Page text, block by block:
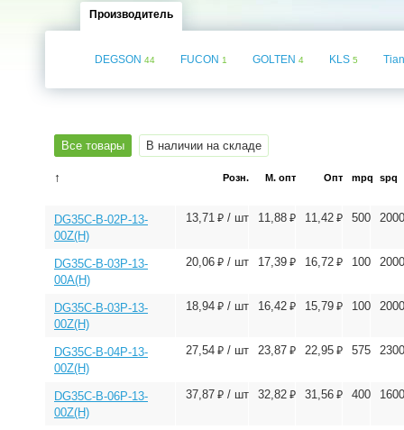
Производитель
DEGSON 44 FUCON 1 GOLTEN 4 KLS 5
Все товары В наличии на складе
↑ Розн. М. опт Опт mpq spq
DG35C-B-02P-13-
00Z(H)
13,71 ⃏ / шт 11,88 ⃏ 11,42 ⃏ 500 2000
DG35C-B-03P-13-
00A(H)
20,06 ⃏ / шт 17,39 ⃏ 16,72 ⃏ 100 2000
DG35C-B-03P-13-
00Z(H)
18,94 ⃏ / шт 16,42 ⃏ 15,79 ⃏ 100 2000
DG35C-B-04P-13-
00Z(H)
27,54 ⃏ / шт 23,87 ⃏ 22,95 ⃏ 575 2300
DG35C-B-06P-13-
00Z(H)
37,87 ⃏ / шт 32,82 ⃏ 31,56 ⃏ 400 1600